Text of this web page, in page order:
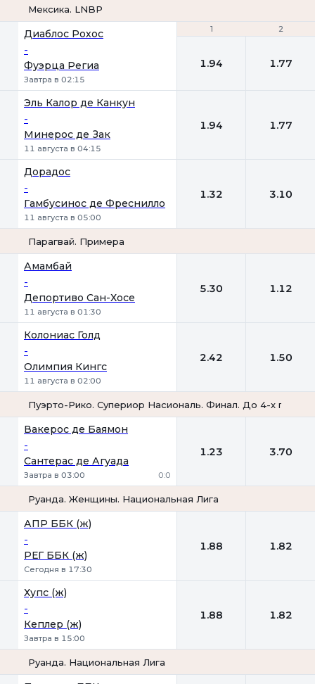
Мексика. LNBP
1 2
Диаблос Рохос
-
Фуэрца Региа
Завтра в 02:15
1 2
1.94 1.77
Эль Калор де Канкун
-
Минерос де Зак
11 августа в 04:15
1.94 1.77
Дорадос
-
Гамбусинос де Фреснилло
11 августа в 05:00
1.32 3.10
Парагвай. Примера
Амамбай
-
Депортиво Сан-Хосе
11 августа в 01:30
5.30 1.12
Колониас Голд
-
Олимпия Кингс
11 августа в 02:00
2.42 1.50
Пуэрто-Рико. Супериор Насиональ. Финал. До 4-х побед
Вакерос де Баямон
-
Сантерас де Агуада
Завтра в 03:00 0:0
1.23 3.70
Руанда. Женщины. Национальная Лига
АПР ББК (ж)
-
РЕГ ББК (ж)
Сегодня в 17:30
1.88 1.82
Хупс (ж)
-
Кеплер (ж)
Завтра в 15:00
1.88 1.82
Руанда. Национальная Лига